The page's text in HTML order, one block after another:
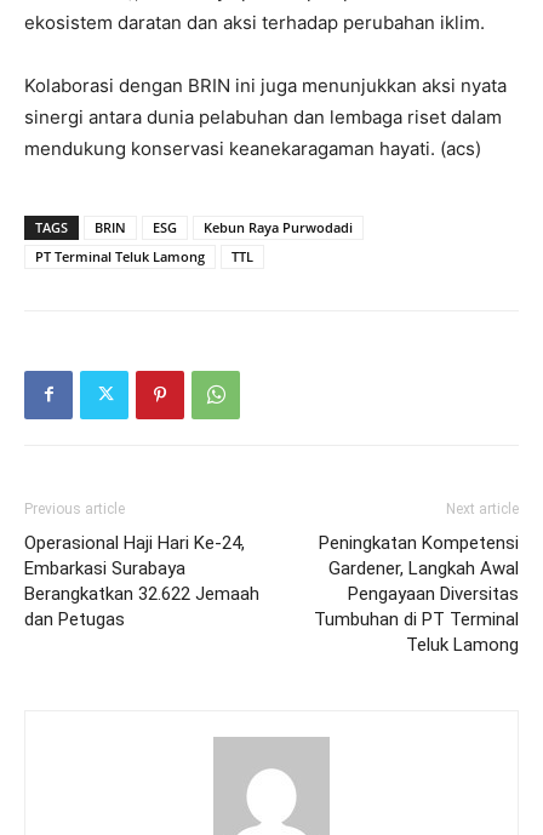
ekosistem daratan dan aksi terhadap perubahan iklim.
Kolaborasi dengan BRIN ini juga menunjukkan aksi nyata
sinergi antara dunia pelabuhan dan lembaga riset dalam
mendukung konservasi keanekaragaman hayati. (acs)
TAGS BRIN ESG
Kebun Raya Purwodadi
PT Terminal Teluk Lamong
TTL
Previous article
Operasional Haji Hari Ke-24,
Embarkasi Surabaya
Berangkatkan 32.622 Jemaah
dan Petugas
Next article
Peningkatan Kompetensi
Gardener, Langkah Awal
Pengayaan Diversitas
Tumbuhan di PT Terminal
Teluk Lamong